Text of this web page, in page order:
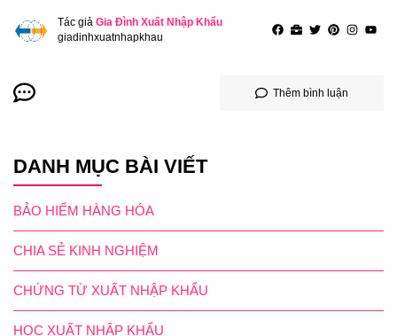
Tác giả Gia Đình Xuất Nhập Khẩu
giadinhxuatnhapkhau
Thêm bình luận
DANH MỤC BÀI VIẾT
BẢO HIỂM HÀNG HÓA
CHIA SẺ KINH NGHIỆM
CHỨNG TỪ XUẤT NHẬP KHẨU
HỌC XUẤT NHẬP KHẨU